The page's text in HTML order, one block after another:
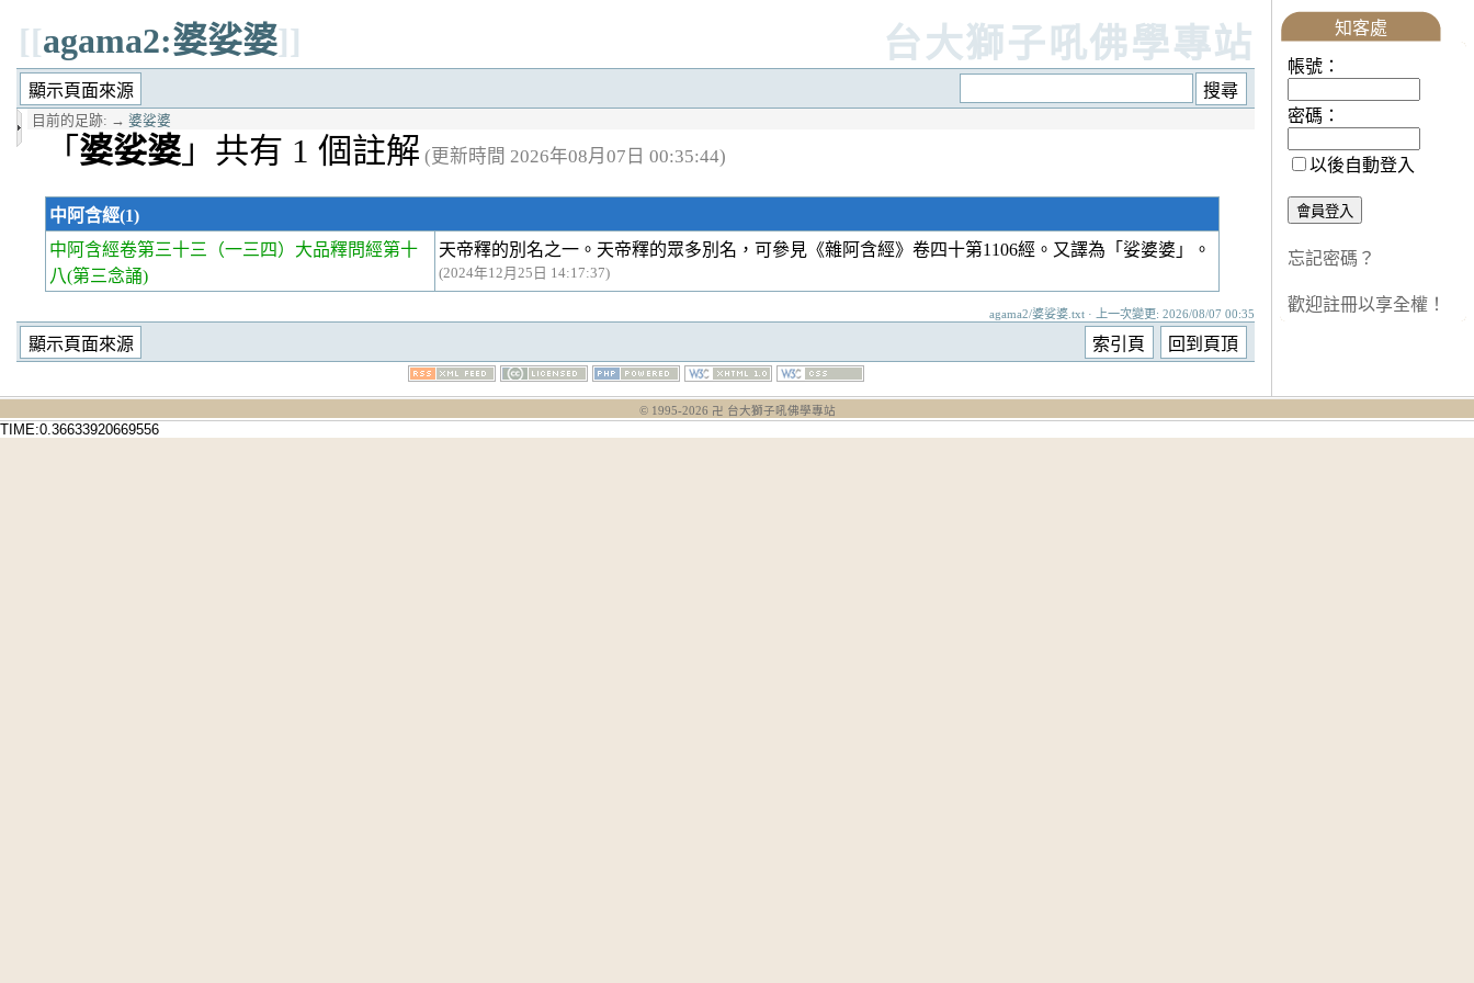
[[agama2:婆娑婆]] 台大獅子吼佛學專站
目前的足跡: → 婆娑婆
「 婆娑婆 」共有 1 個註解 (更新時間 2026年08月07日 00:35:44)
中阿含經(1)
中阿含經卷第三十三
（一三四）大品釋問經第十
八(第三念誦)
天帝釋的別名之一。天帝釋的眾多別名，可參見《雜阿含經》卷四十第1106經。又譯為「娑婆婆」。
(2024年12月25日 14:17:37)
agama2/婆娑婆.txt · 上一次變更: 2026/08/07 00:35
知客處
帳號：
密碼：
以後自動登入
忘記密碼？
歡迎註冊以享全權！
© 1995-2026 卍 台大獅子吼佛學專站
TIME:0.36633920669556